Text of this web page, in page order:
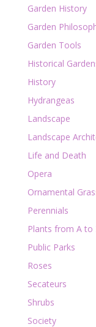
Garden History
Garden
Garden Tools
Historical
History
Hydrangeas
Landscape
Landscape
Life and Death
Opera
Ornamental
Perennials
Plants from A to
Public Parks
Roses
Secateurs
Shrubs
Society